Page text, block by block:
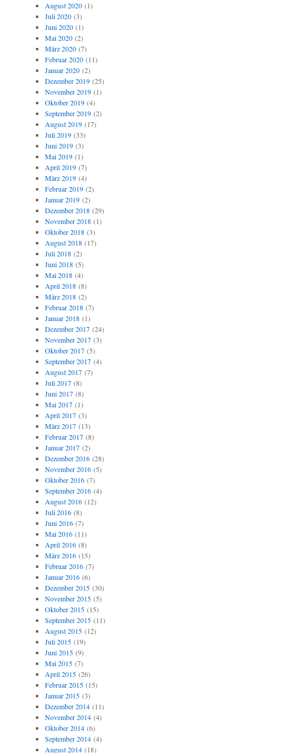
August 2020(1)
Juli 2020(3)
Juni 2020(1)
Mai 2020(2)
März 2020(7)
Februar 2020(11)
Januar 2020(2)
Dezember 2019(25)
November 2019(1)
Oktober 2019(4)
September 2019(2)
August 2019(17)
Juli 2019(33)
Juni 2019(3)
Mai 2019(1)
April 2019(7)
März 2019(4)
Februar 2019(2)
Januar 2019(2)
Dezember 2018(29)
November 2018(1)
Oktober 2018(3)
August 2018(17)
Juli 2018(2)
Juni 2018(5)
Mai 2018(4)
April 2018(8)
März 2018(2)
Februar 2018(7)
Januar 2018(1)
Dezember 2017(24)
November 2017(3)
Oktober 2017(5)
September 2017(4)
August 2017(7)
Juli 2017(8)
Juni 2017(8)
Mai 2017(1)
April 2017(3)
März 2017(13)
Februar 2017(8)
Januar 2017(2)
Dezember 2016(28)
November 2016(5)
Oktober 2016(7)
September 2016(4)
August 2016(12)
Juli 2016(8)
Juni 2016(7)
Mai 2016(11)
April 2016(8)
März 2016(15)
Februar 2016(7)
Januar 2016(6)
Dezember 2015(30)
November 2015(5)
Oktober 2015(15)
September 2015(11)
August 2015(12)
Juli 2015(19)
Juni 2015(9)
Mai 2015(7)
April 2015(26)
Februar 2015(15)
Januar 2015(3)
Dezember 2014(11)
November 2014(4)
Oktober 2014(6)
September 2014(4)
August 2014(18)